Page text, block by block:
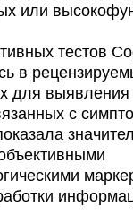
или
тестов
в
для выявления
с